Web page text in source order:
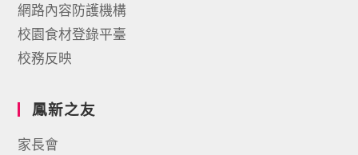
網路內容防護機構
校園食材登錄平臺
校務反映
鳳新之友
家長會